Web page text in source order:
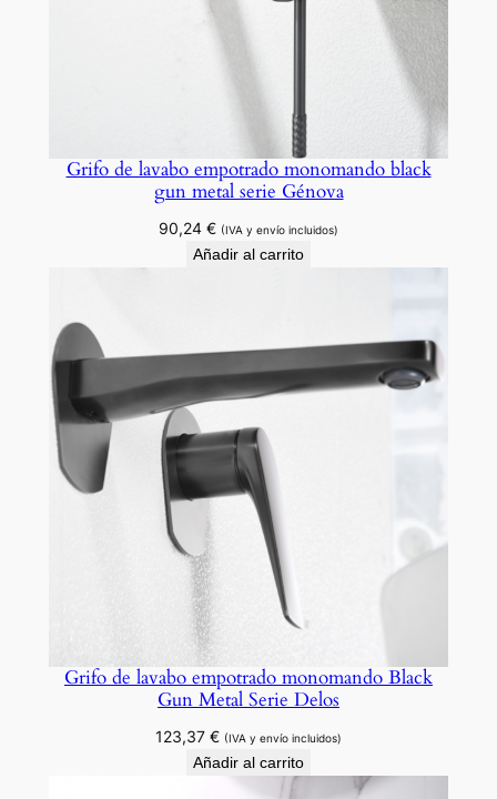
Grifo de lavabo empotrado monomando black
gun metal serie Génova
90,24 € (IVA y envío incluidos)
Añadir al carrito
Grifo de lavabo empotrado monomando Black
Gun Metal Serie Delos
123,37 € (IVA y envío incluidos)
Añadir al carrito